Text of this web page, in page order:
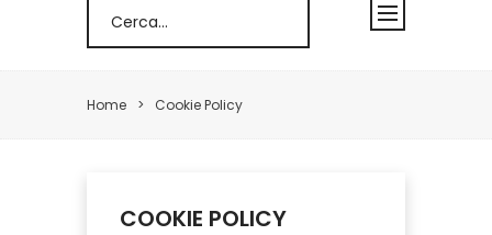
Home Cookie Policy
COOKIE POLICY